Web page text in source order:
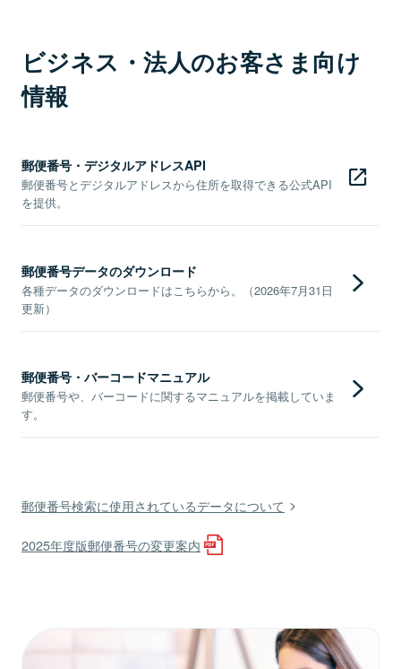
ビジネス・法人のお客さま向け
情報
郵便番号・デジタルアドレスAPI
郵便番号とデジタルアドレスから住所を取得できる公式API
を提供。
郵便番号データのダウンロード
各種データのダウンロードはこちらから。（2026年7月31日
更新）
郵便番号・バーコードマニュアル
郵便番号や、バーコードに関するマニュアルを掲載していま
す。
郵便番号検索に使用されているデータについて
2025年度版郵便番号の変更案内